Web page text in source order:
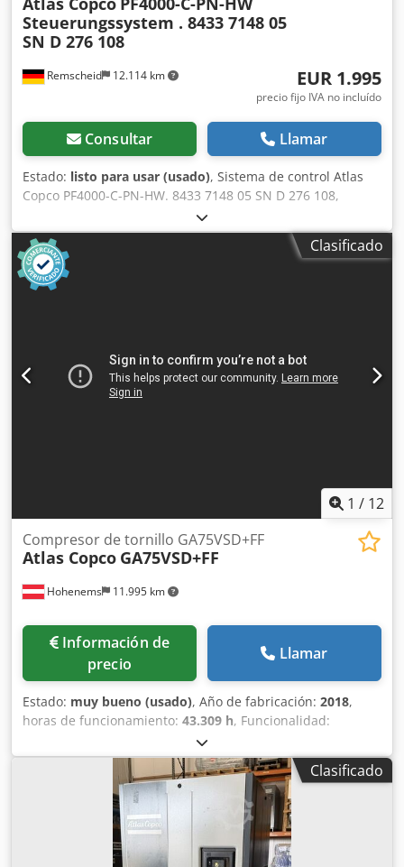
Remscheid 12.114 km
Steuerungssystem . 8433 7148 05
SN D 276 108
EUR 1.995
precio fijo IVA no incluído
Consultar Llamar
Estado: listo para usar (usado), Sistema de control Atlas
Copco PF4000-C-PN-HW. 8433 7148 05 SN D 276 108,
usado, ligeros signos de uso, 100% funcional, volumen de
suministro según fotos Dodporv Nz Ajfx Akksck
Clasificado
1 / 12
Hohenems 11.995 km
Compresor de tornillo GA75VSD+FF
Atlas Copco GA75VSD+FF
Información de
precio
Llamar
Estado: muy bueno (usado), Año de fabricación: 2018,
horas de funcionamiento: 43.309 h, Funcionalidad:
, Compresor de tornillo Atlas Copco
GA75VSD+FF Inversor y secador integrados 75 kW 12,75 bar
15,50 m³/min Dcodpfxozp Urws Akkek Año de fabricación:
2018 Horas de funcionamiento: 43.309
Clasificado